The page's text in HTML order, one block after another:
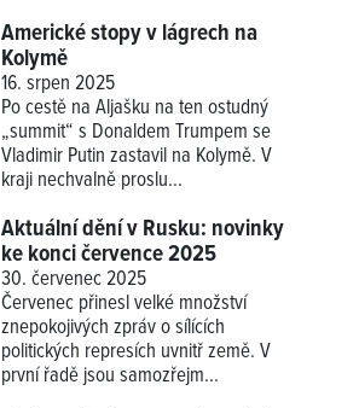
Americké stopy v lágrech na
Kolymě
16. srpen 2025
Po cestě na Aljašku na ten ostudný
„summit“ s Donaldem Trumpem se
Vladimir Putin zastavil na Kolymě. V
kraji nechvalně proslu...
Aktuální dění v Rusku: novinky
ke konci července 2025
30. červenec 2025
Červenec přinesl velké množství
znepokojivých zpráv o sílících
politických represích uvnitř země. V
první řadě jsou samozřejm...